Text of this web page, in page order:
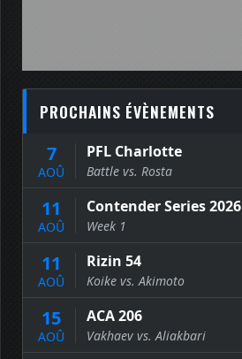
PROCHAINS ÉVÈNEMENTS
7
AOÛ
PFL Charlotte
Battle vs. Rosta
11
AOÛ
Contender Series 2026
Week 1
11
AOÛ
Rizin 54
Koike vs. Akimoto
15
AOÛ
ACA 206
Vakhaev vs. Aliakbari